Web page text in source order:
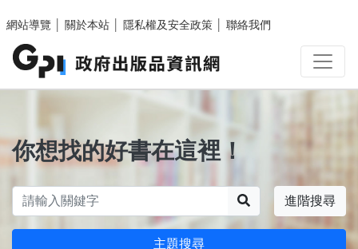
網站導覽
關於本站 隱私權及安全政策 聯絡我們
你想找的好書在這裡！
進階搜尋
主題搜尋